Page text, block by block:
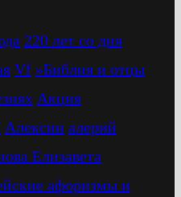
220 лет со дня
Vf »Библия и отцы
Акция
Алексин алерий
Елизавета
афоризмы и